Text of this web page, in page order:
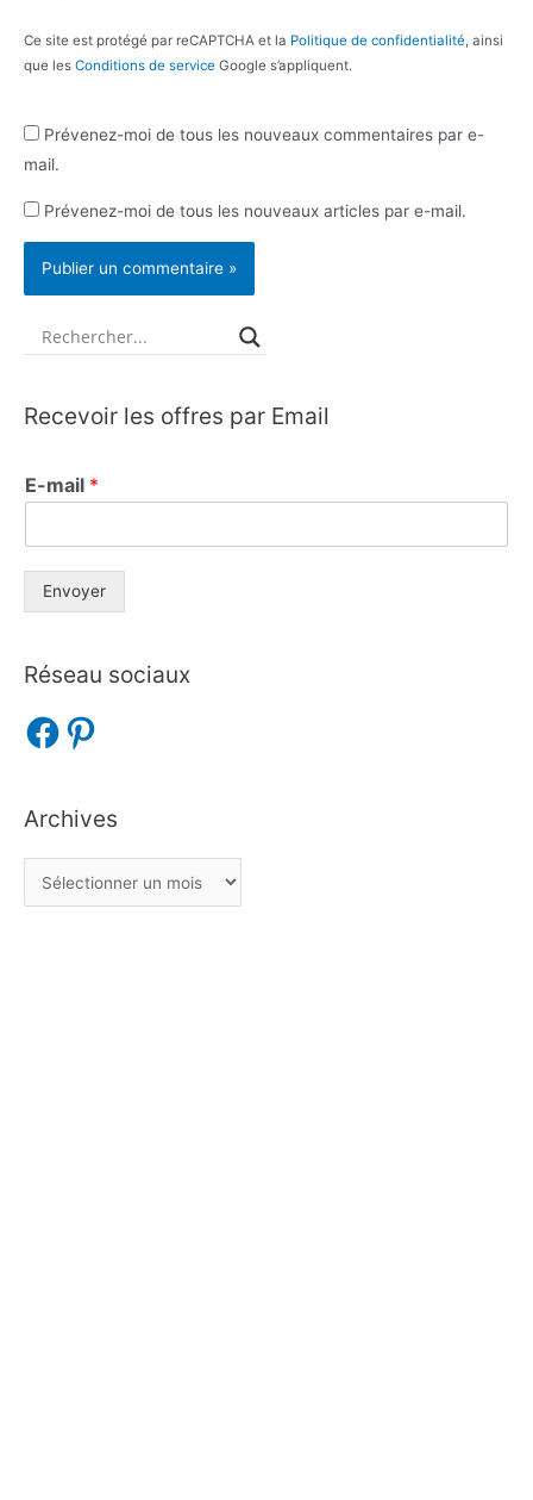
Ce site est protégé par reCAPTCHA et la Politique de confidentialité , ainsi
que les Conditions de service Google s’appliquent.
Prévenez-moi de tous les nouveaux commentaires par e-
mail.
Prévenez-moi de tous les nouveaux articles par e-mail.
Recevoir les offres par Email
E-mail *
Envoyer
Réseau sociaux
Archives